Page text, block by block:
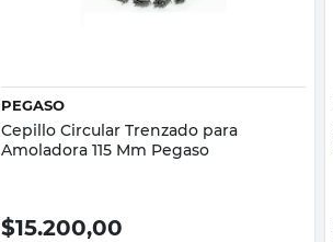
PEGASO
Cepillo Circular Trenzado para
Amoladora 115 Mm Pegaso
$15.200,00